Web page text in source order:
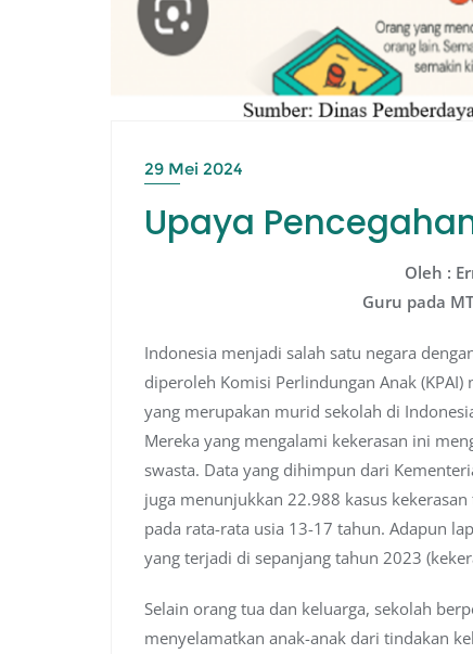
29 Mei 2024
Upaya
Oleh :
Guru pada
Indonesia menjadi salah satu negara
diperoleh Komisi Perlindungan Anak
yang merupakan murid sekolah di
Mereka yang mengalami kekerasan ini
swasta. Data yang dihimpun dari
juga menunjukkan 22.988 kasus
pada rata-rata usia 13-17 tahun. Adapun
yang terjadi di sepanjang tahun 2023
Selain orang tua dan keluarga, sekolah
menyelamatkan anak-anak dari tindakan